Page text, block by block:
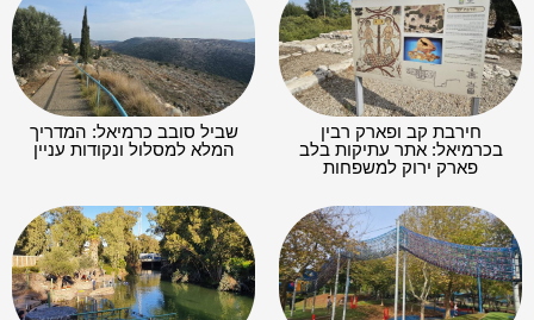
חירבת קב ופארק רבין
בכרמיאל: אתר עתיקות בלב
פארק ירוק למשפחות
שביל סובב כרמיאל: המדריך
המלא למסלול ונקודות עניין